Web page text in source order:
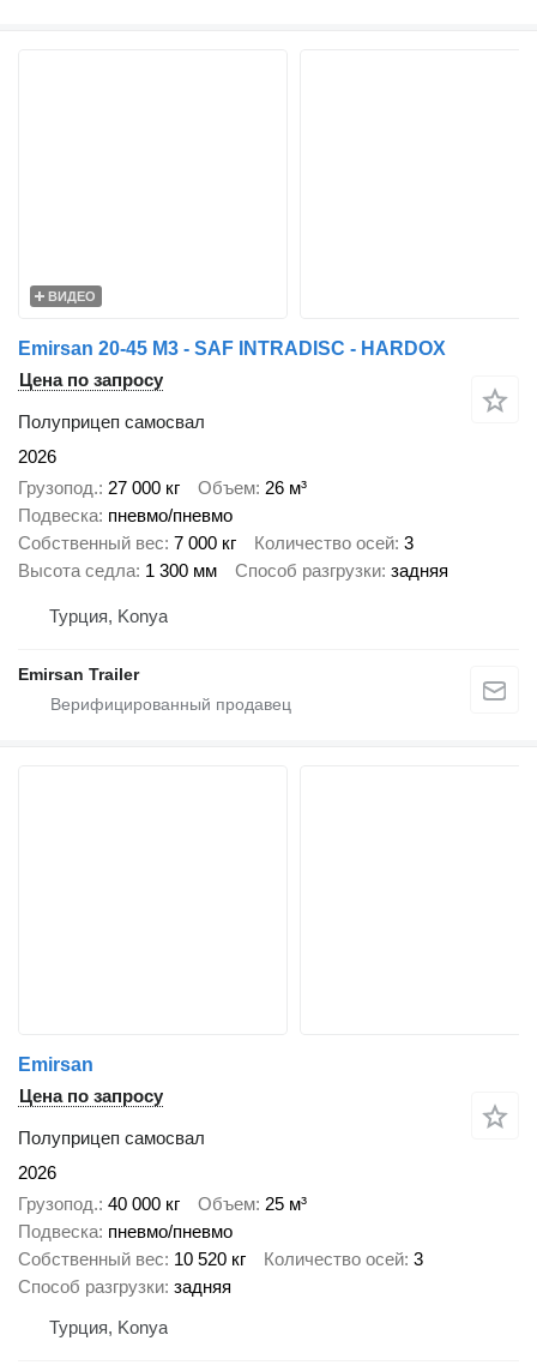
ВИДЕО
Emirsan 20-45 M3 - SAF INTRADISC - HARDOX
Цена по запросу
Полуприцеп самосвал
2026
Грузопод. 27 000 кг Объем 26 м³
Подвеска пневмо/пневмо
Собственный вес 7 000 кг Количество осей 3
Высота седла 1 300 мм Способ разгрузки задняя
Турция, Konya
Emirsan Trailer
Emirsan
Цена по запросу
Полуприцеп самосвал
2026
Грузопод. 40 000 кг Объем 25 м³
Подвеска пневмо/пневмо
Собственный вес 10 520 кг Количество осей 3
Способ разгрузки задняя
Турция, Konya